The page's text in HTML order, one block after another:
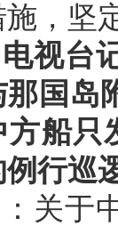
施，坚
视台
那国岛
方船只
行巡
关于